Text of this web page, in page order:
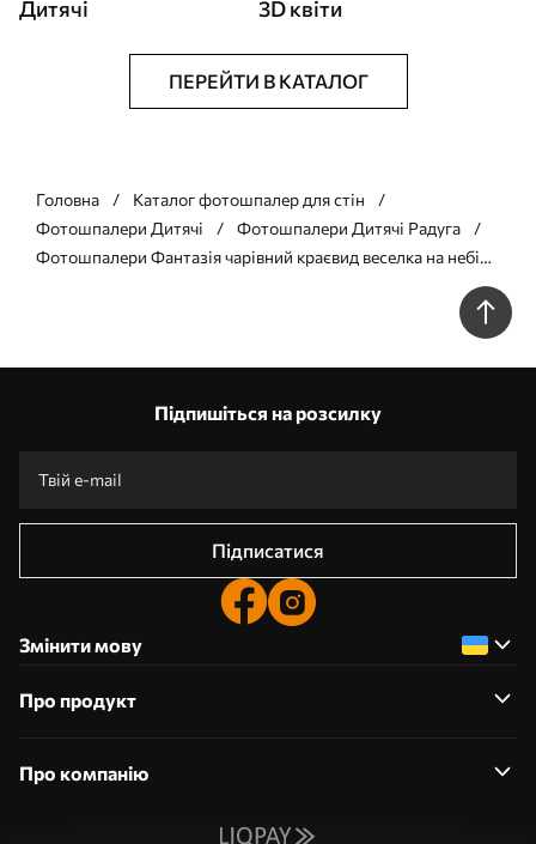
Дитячі 3D квіти
ПЕРЕЙТИ В КАТАЛОГ
Головна
Каталог фотошпалер для стін
Фотошпалери Дитячі
Фотошпалери Дитячі Радуга
Фотошпалери Фантазія чарівний краєвид веселка на небі
Підпишіться на розсилку
Підписатися
Змінити мову
Про продукт
Про компанію